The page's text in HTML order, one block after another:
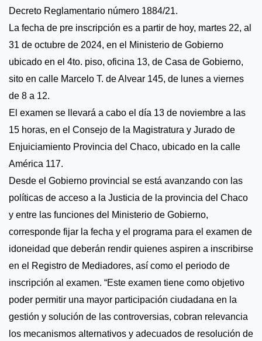
Decreto Reglamentario número 1884/21.
La fecha de pre inscripción es a partir de hoy, martes 22, al
31 de octubre de 2024, en el Ministerio de Gobierno
ubicado en el 4to. piso, oficina 13, de Casa de Gobierno,
sito en calle Marcelo T. de Alvear 145, de lunes a viernes
de 8 a 12.
El examen se llevará a cabo el día 13 de noviembre a las
15 horas, en el Consejo de la Magistratura y Jurado de
Enjuiciamiento Provincia del Chaco, ubicado en la calle
América 117.
Desde el Gobierno provincial se está avanzando con las
políticas de acceso a la Justicia de la provincia del Chaco
y entre las funciones del Ministerio de Gobierno,
corresponde fijar la fecha y el programa para el examen de
idoneidad que deberán rendir quienes aspiren a inscribirse
en el Registro de Mediadores, así como el periodo de
inscripción al examen. “Este examen tiene como objetivo
poder permitir una mayor participación ciudadana en la
gestión y solución de las controversias, cobran relevancia
los mecanismos alternativos y adecuados de resolución de